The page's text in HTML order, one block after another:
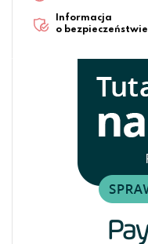
Informacja
o bezpieczeństwie